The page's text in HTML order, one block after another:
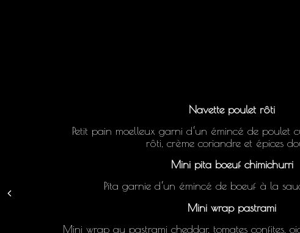
Navette poulet rôti
Petit pain moelleux garni d‘un émincé de poulet
rôti, crème coriandre et épices
Mini pita boeuf chimichurri
Pita garnie d‘un émincé de boeuf à la
Mini wrap pastrami
Mini wrap au pastrami cheddar, tomates confites,